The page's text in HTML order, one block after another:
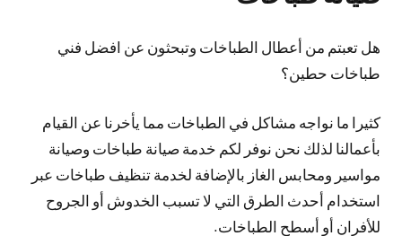
هل تعبتم من أعطال الطباخات وتبحثون عن افضل فني
طباخات حطين؟
كثيرا ما نواجه مشاكل في الطباخات مما يأخرنا عن القيام
بأعمالنا لذلك نحن نوفر لكم خدمة صيانة طباخات وصيانة
مواسير ومحابس الغاز بالإضافة لخدمة تنظيف طباخات عبر
استخدام أحدث الطرق التي لا تسبب الخدوش أو الجروح
للأفران أو أسطح الطباخات.